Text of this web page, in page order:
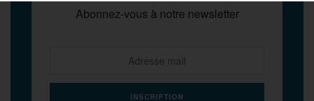
Abonnez-vous à notre newsletter